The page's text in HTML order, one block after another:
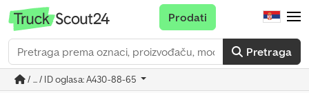
Pretraga
Prodati
/ ... / ID oglasa: A430-88-65